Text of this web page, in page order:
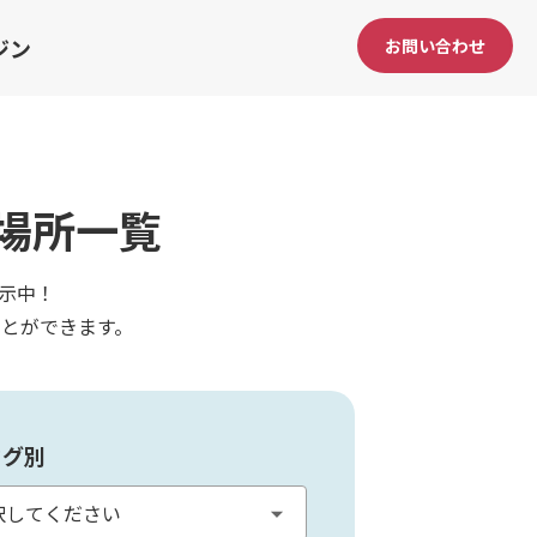
ン お問い合わせ
所一覧
中！
ができます。
別